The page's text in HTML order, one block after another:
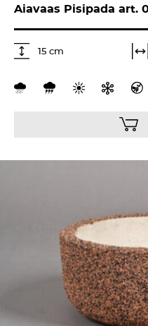
Aiavaas Pisipada art.
15 cm